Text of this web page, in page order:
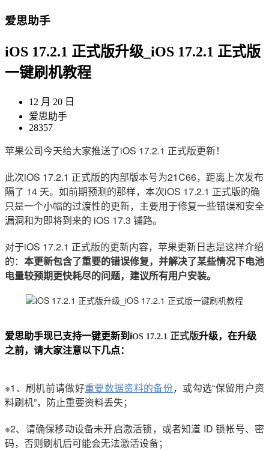
爱思助手
iOS 17.2.1 正式版升级_iOS 17.2.1 正式版
一键刷机教程
12 月 20 日
爱思助手
28357
苹果公司今天给大家推送了iOS 17.2.1 正式版更新！
此次iOS 17.2.1 正式版的内部版本号为21C66，距离上次发布
隔了 14 天。如前期预测的那样，本次iOS 17.2.1 正式版的确
只是一个小幅的过渡性的更新，主要用于修复一些错误和安全
漏洞和为即将到来的 iOS 17.3 铺路。
对于iOS 17.2.1 正式版的更新内容，苹果更新日志是这样介绍
的： 本更新包含了重要的错误修复，并解决了某些情况下电池
电量较预期更快耗尽的问题，建议所有用户安装。
爱思助手现已支持一键更新到 iOS 17.2.1 正式版升级， 在升级
之前，请大家注意以下几点：
※1、刷机前请做好重要数据资料的备份，或勾选“保留用户资
料刷机”，防止重要资料丢失；
※2、请确保移动设备未开启激活锁，或者知道 ID 锁帐号、密
码，否则刷机后可能会无法激活设备；